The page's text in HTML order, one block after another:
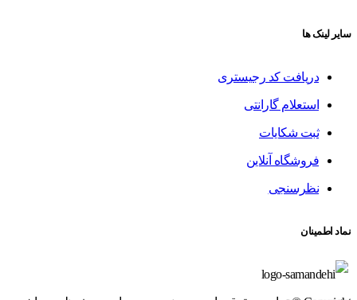
سایر لینک ها
دریافت کد رجیستری
استعلام گارانتی
ثبت شکایات
فروشگاه آنلاین
نظرسنجی
نماد اطمینان